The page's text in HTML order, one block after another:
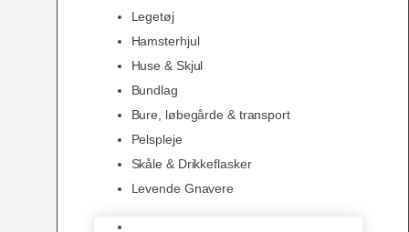
Legetøj
Hamsterhjul
Huse & Skjul
Bundlag
Bure, løbegårde & transport
Pelspleje
Skåle & Drikkeflasker
Levende Gnavere